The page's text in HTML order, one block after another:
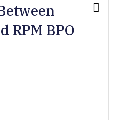
RPM BPO